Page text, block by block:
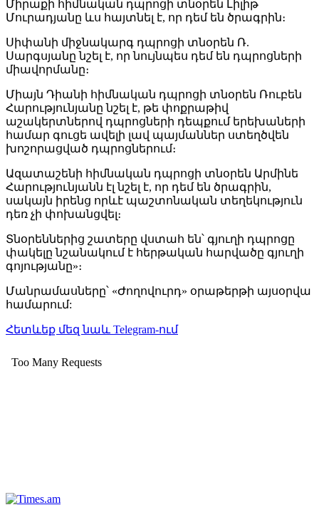
Միրաքի հիմնական դպրոցի տնօրեն Լիլիթ
Մուրադյանը ևս հայտնել է, որ դեմ են ծրագրին։
Սիփանի միջնակարգ դպրոցի տնօրեն Ռ.
Սարգսյանը նշել է, որ նույնպես դեմ են դպրոցների
միավորմանը։
Միայն Դիանի հիմնական դպրոցի տնօրեն Ռուբեն
Հարությունյանը նշել է, թե փոքրաթիվ
աշակերտներով դպրոցների դեպքում երեխաների
համար գուցե ավելի լավ պայմաններ ստեղծվեն
խոշորացված դպրոցներում։
Ազատաշենի հիմնական դպրոցի տնօրեն Արմինե
Հարությունյանն էլ նշել է, որ դեմ են ծրագրին,
սակայն իրենց որևէ պաշտոնական տեղեկություն
դեռ չի փոխանցվել։
Տնօրեններից շատերը վստահ են՝ գյուղի դպրոցը
փակելը նշանակում է հերթական հարվածը գյուղի
գոյությանը»։
Մանրամասները՝ «Ժողովուրդ» օրաթերթի այսօրվա
համարում:
Հետևեք մեզ նաև Telegram-ում